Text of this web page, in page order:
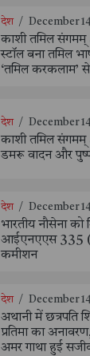
देश / December
काशी तमिल
स्टॉल बना तमिल
‘तमिल करकलाम’
देश / December
काशी तमिल संगमम्
डमरू वादन और
देश / December
भारतीय नौसेना को
आईएनएएस 335
कमीशन
देश / December
अथानी में छत्रपति
प्रतिमा का
अमर गाथा हुई